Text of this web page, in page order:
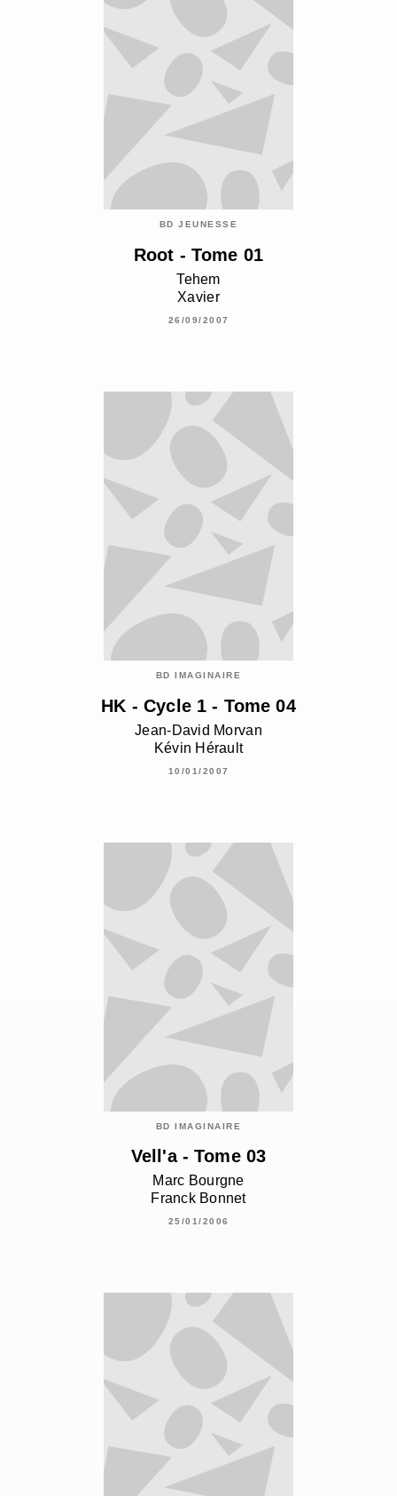
BD JEUNESSE
Root - Tome 01
Tehem
Xavier
26/09/2007
BD IMAGINAIRE
HK - Cycle 1 - Tome 04
Jean-David Morvan
Kévin Hérault
10/01/2007
BD IMAGINAIRE
Vell'a - Tome 03
Marc Bourgne
Franck Bonnet
25/01/2006